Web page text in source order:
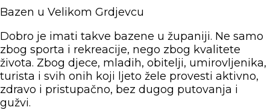
Bazen u Velikom Grdjevcu
Dobro je imati takve bazene u županiji. Ne samo
zbog sporta i rekreacije, nego zbog kvalitete
života. Zbog djece, mladih, obitelji, umirovljenika,
turista i svih onih koji ljeto žele provesti aktivno,
zdravo i pristupačno, bez dugog putovanja i
gužvi.